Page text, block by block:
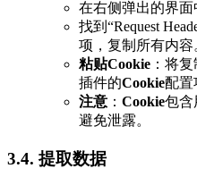
在右侧弹出的界面
找到“Request
项，复制所有内容
粘贴Cookie ：将
插件的Cookie配置
注意 ： Cookie包含
避免泄露。
3.4. 提取数据